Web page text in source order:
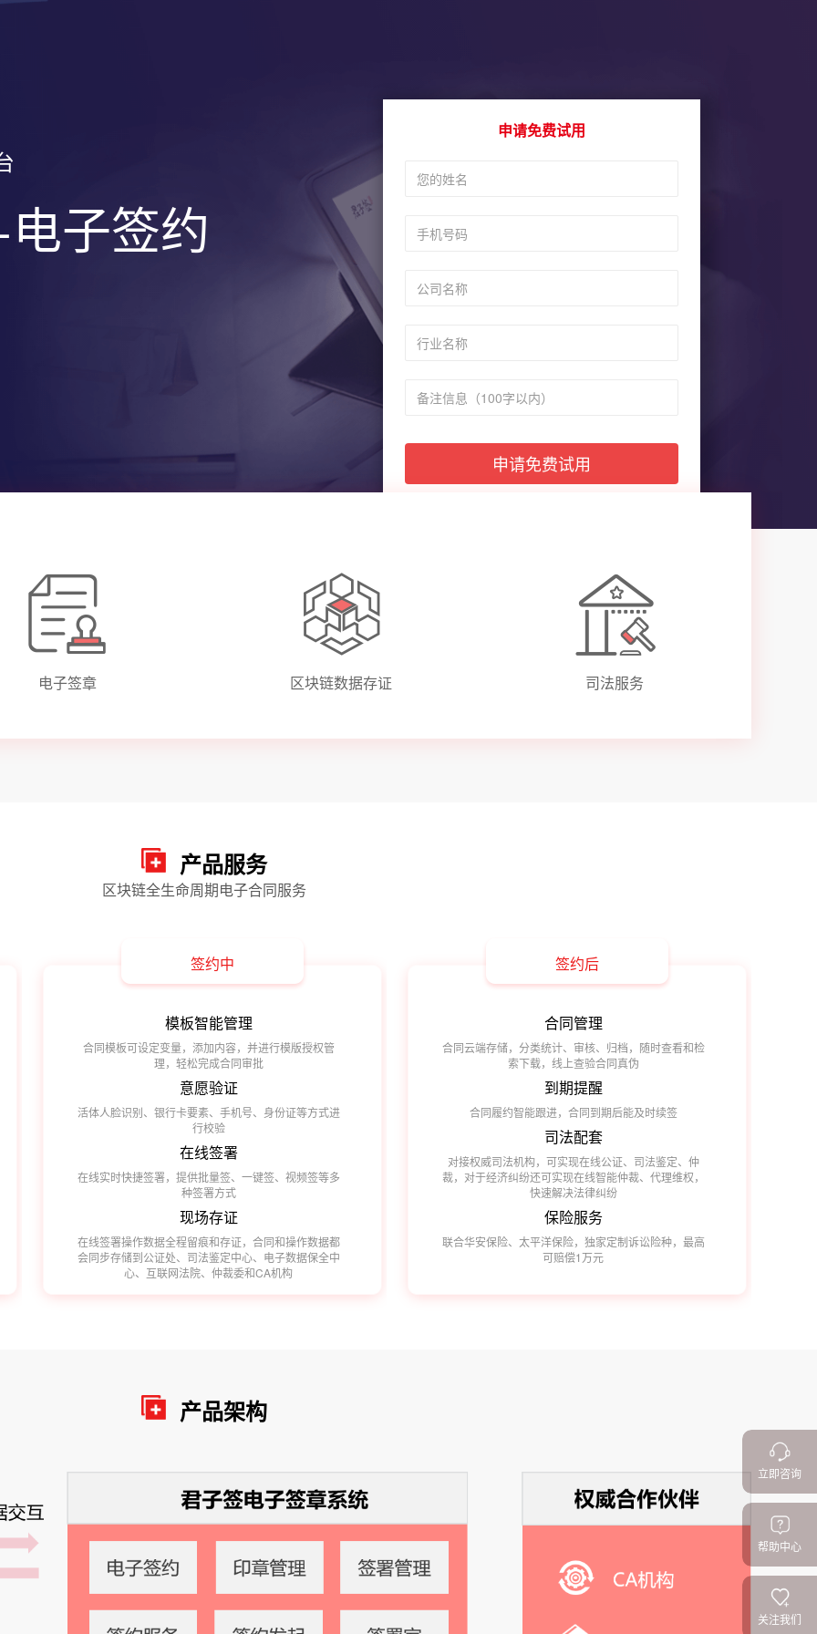
子签约
申请免费试用
申请免费试用
电子签章 区块链数据存证 司法服务
产品服务
区块链全生命周期电子合同服务
签约中
模板智能管理
合同模板可设定变量，添加内容，并进行模版授权管
理，轻松完成合同审批
意愿验证
活体人脸识别、银行卡要素、手机号、身份证等方式进
行校验
在线签署
在线实时快捷签署，提供批量签、一键签、视频签等多
种签署方式
现场存证
在线签署操作数据全程留痕和存证，合同和操作数据都
会同步存储到公证处、司法鉴定中心、电子数据保全中
心、互联网法院、仲裁委和CA机构
签约后
合同管理
合同云端存储，分类统计、审核、归档，随时查看和检
索下载，线上查验合同真伪
到期提醒
合同履约智能跟进，合同到期后能及时续签
司法配套
对接权威司法机构，可实现在线公证、司法鉴定、仲
裁，对于经济纠纷还可实现在线智能仲裁、代理维权，
快速解决法律纠纷
保险服务
联合华安保险、太平洋保险，独家定制诉讼险种，最高
可赔偿1万元
产品架构
立即咨询
帮助中心
关注我们